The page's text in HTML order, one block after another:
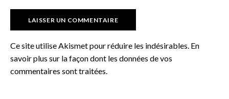
Ce site utilise Akismet pour réduire les indésirables. En
savoir plus sur la façon dont les données de vos
commentaires sont traitées.